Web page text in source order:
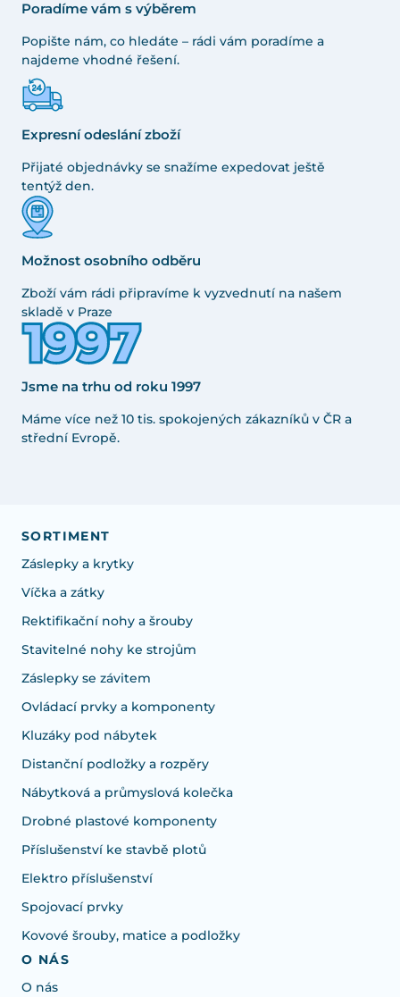
Poradíme vám s výběrem
Popište nám, co hledáte – rádi vám poradíme a
najdeme vhodné řešení.
Expresní odeslání zboží
Přijaté objednávky se snažíme expedovat ještě
tentýž den.
Možnost osobního odběru
Zboží vám rádi připravíme k vyzvednutí na našem
skladě v Praze
Jsme na trhu od roku 1997
Máme více než 10 tis. spokojených zákazníků v ČR a
střední Evropě.
SORTIMENT
Záslepky a krytky
Víčka a zátky
Rektifikační nohy a šrouby
Stavitelné nohy ke strojům
Záslepky se závitem
Ovládací prvky a komponenty
Kluzáky pod nábytek
Distanční podložky a rozpěry
Nábytková a průmyslová kolečka
Drobné plastové komponenty
Příslušenství ke stavbě plotů
Elektro příslušenství
Spojovací prvky
Kovové šrouby, matice a podložky
O NÁS
O nás